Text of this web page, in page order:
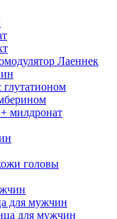
Лаеннек
милдронат
головы
для мужчин
для мужчин